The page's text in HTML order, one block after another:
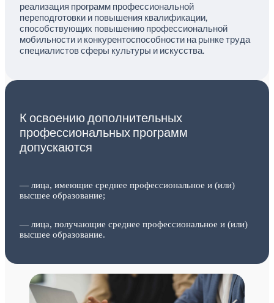
реализация программ профессиональной
переподготовки и повышения квалификации,
способствующих повышению профессиональной
мобильности и конкурентоспособности на рынке труда
специалистов сферы культуры и искусства.
К освоению дополнительных
профессиональных программ
допускаются
— лица, имеющие среднее профессиональное и (или)
высшее образование;
— лица, получающие среднее профессиональное и (или)
высшее образование.